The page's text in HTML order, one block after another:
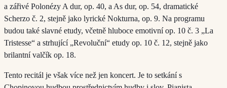
a zářivé Polonézy A dur, op. 40, a As dur, op. 54, dramatické
Scherzo č. 2, stejně jako lyrické Nokturna, op. 9. Na programu
budou také slavné etudy, včetně hluboce emotivní op. 10 č. 3 „La
Tristesse“ a strhující „Revoluční“ etudy op. 10 č. 12, stejně jako
brilantní valčík op. 18.
Tento recitál je však více než jen koncert. Je to setkání s